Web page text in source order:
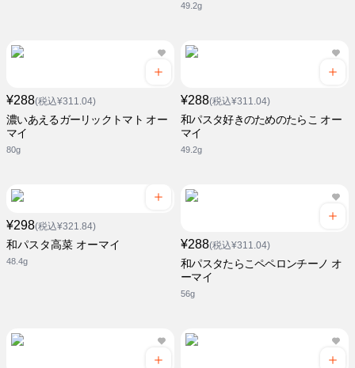
49.2g
¥288(税込¥311.04)
濃いあえるガーリックトマト オー
マイ
80g
¥288(税込¥311.04)
和パスタ好きのためのたらこ オー
マイ
49.2g
¥298(税込¥321.84)
和パスタ高菜 オーマイ
48.4g
¥288(税込¥311.04)
和パスタたらこペペロンチーノ オ
ーマイ
56g